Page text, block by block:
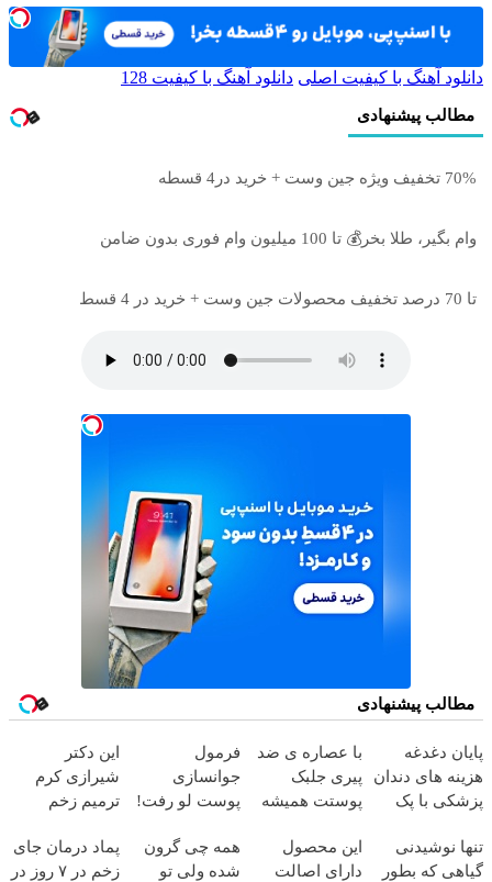
دانلود آهنگ با کیفیت اصلی دانلود آهنگ با کیفیت 128
مطالب پیشنهادی
70% تخفیف ویژه جین وست + خرید در4 قسطه
وام بگیر، طلا بخر💰 تا 100 میلیون وام فوری بدون ضامن
تا 70 درصد تخفیف محصولات جین وست + خرید در 4 قسط
مطالب پیشنهادی
پایان دغدغه
هزینه های دندان
پزشکی با پک
خانگی
با عصاره ی ضد
پیری جلبک
پوستت همیشه
فرمول
جوانسازی
پوست لو رفت!
جلبک با تخفیف
این دکتر
شیرازی کرم
ترمیم زخم
ساخت!!!
تنها نوشیدنی
گیاهی که بطور
این محصول
دارای اصالت
همه چی گرون
شده ولی تو
پماد درمان جای
زخم در ۷ روز در